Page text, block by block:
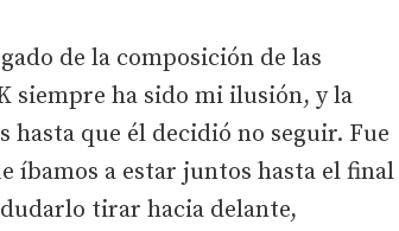
de la composición de las
siempre ha sido mi ilusión, y la
que él decidió no seguir. Fue
íbamos a estar juntos hasta el final
tirar hacia delante,